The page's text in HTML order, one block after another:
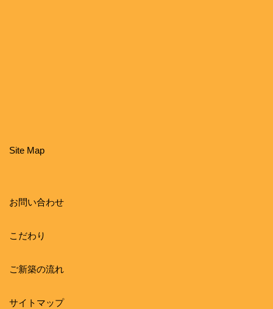
Site Map
お問い合わせ
こだわり
ご新築の流れ
サイトマップ